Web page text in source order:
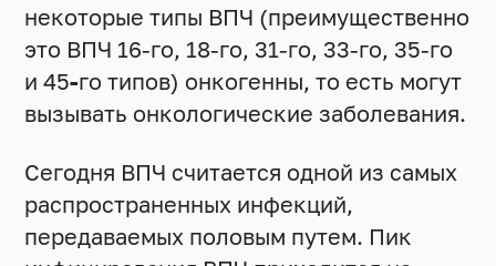
некоторые типы ВПЧ (преимущественно
это ВПЧ 16-го, 18-го, 31-го, 33-го, 35-го
и 45-го типов) онкогенны, то есть могут
вызывать онкологические заболевания.
Сегодня ВПЧ считается одной из самых
распространенных инфекций,
передаваемых половым путем. Пик